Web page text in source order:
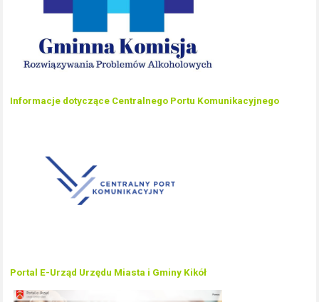
Informacje dotyczące Centralnego Portu Komunikacyjnego
Portal E-Urząd Urzędu Miasta i Gminy Kikół